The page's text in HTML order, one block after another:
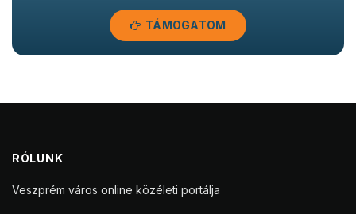
TÁMOGATOM
RÓLUNK
Veszprém város online közéleti portálja